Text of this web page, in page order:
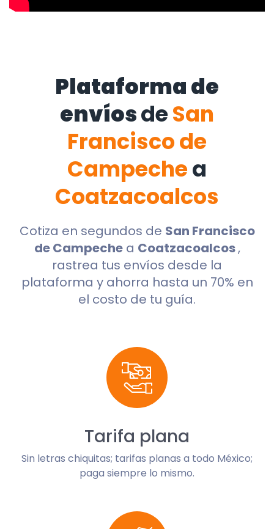
Plataforma de
envíosdeSan
Francisco de
Campechea
Coatzacoalcos
Cotiza en segundos de San Francisco
de Campechea Coatzacoalcos,
rastrea tus envíos desde la
plataforma y ahorra hasta un 70% en
el costo de tu guía.
Tarifa plana
Sin letras chiquitas; tarifas planas a todo México;
paga siempre lo mismo.